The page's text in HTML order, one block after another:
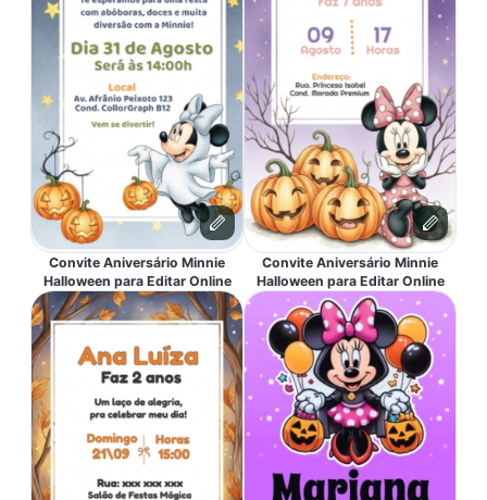
Convite Aniversário Minnie
Halloween para Editar Online
Convite Aniversário Minnie
Halloween para Editar Online